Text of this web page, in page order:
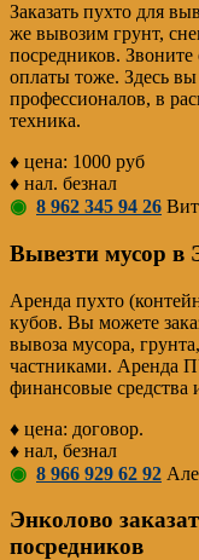
Заказать пухто для
же вывозим грунт,
посредников.
оплаты тоже. Здесь
профессионалов, в
техника.
♦ цена: 1000 руб
♦ нал. безнал
◉ 8 962 345 94 26
Вывезти мусор в
Аренда пухто
кубов. Вы можете
вывоза мусора,
частниками. Аренда
финансовые средства
♦ цена: договор.
♦ нал, безнал
◉ 8 966 929 62 92
Энколово
посредников